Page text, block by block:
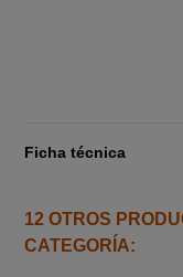
Ficha técnica
12 OTROS
CATEGORÍA: